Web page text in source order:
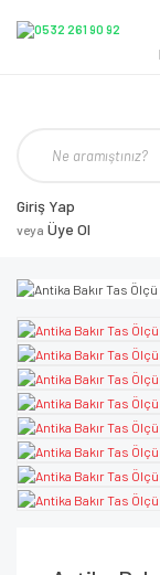
Giriş Yap
veya Üye Ol